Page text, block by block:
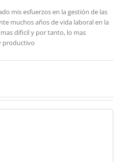
mis esfuerzos en la gestión de las
muchos años de vida laboral en la
dificil y por tanto, lo mas
productivo